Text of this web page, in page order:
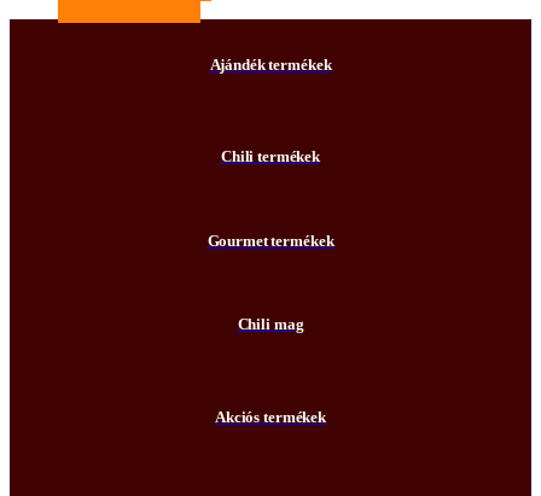
Ajándék termékek
Chili termékek
Gourmet termékek
Chili mag
Akciós termékek